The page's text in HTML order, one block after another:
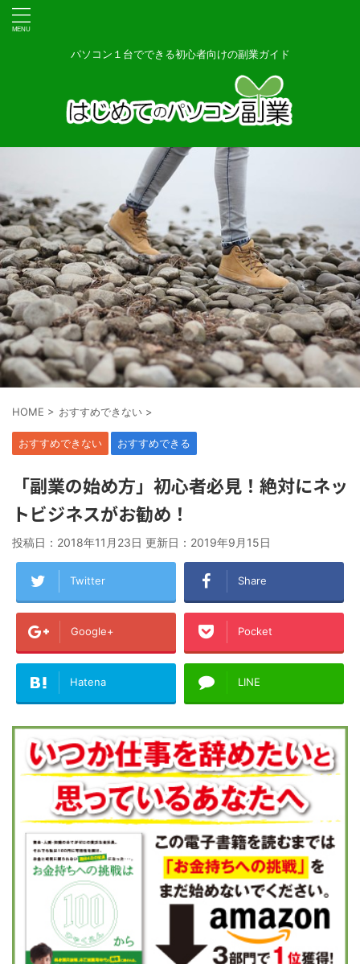
パソコン１台でできる初心者向けの副業ガイド
HOME > おすすめできない >
おすすめできない おすすめできる
「副業の始め方」初心者必見！絶対にネッ
トビジネスがお勧め！
投稿日：2018年11月23日 更新日： 2019年9月15日
Twitter Share
Google+ Pocket
Hatena LINE